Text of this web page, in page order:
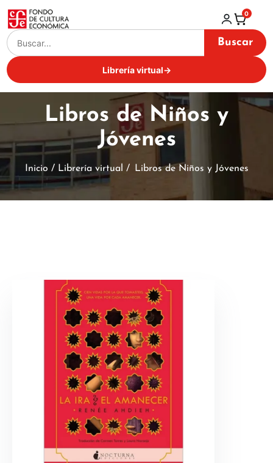
Buscar
Librería virtual→
0
Libros de Niños y
Jóvenes
Inicio / Librería virtual / Libros de Niños y Jóvenes